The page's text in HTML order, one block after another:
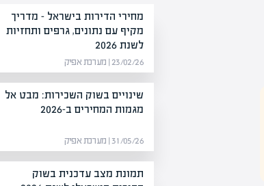
מחירי הדירות בישראל – מדריך
מקיף עם נתונים, גרפים ותחזיות
לשנת 2026
23/02/26 | מערכת אפיק
שינויים בשוק השכירות: מבט אל
מגמות המחירים ב-2026
31/05/26 | מערכת אפיק
תמונת מצב עדכנית בשוק